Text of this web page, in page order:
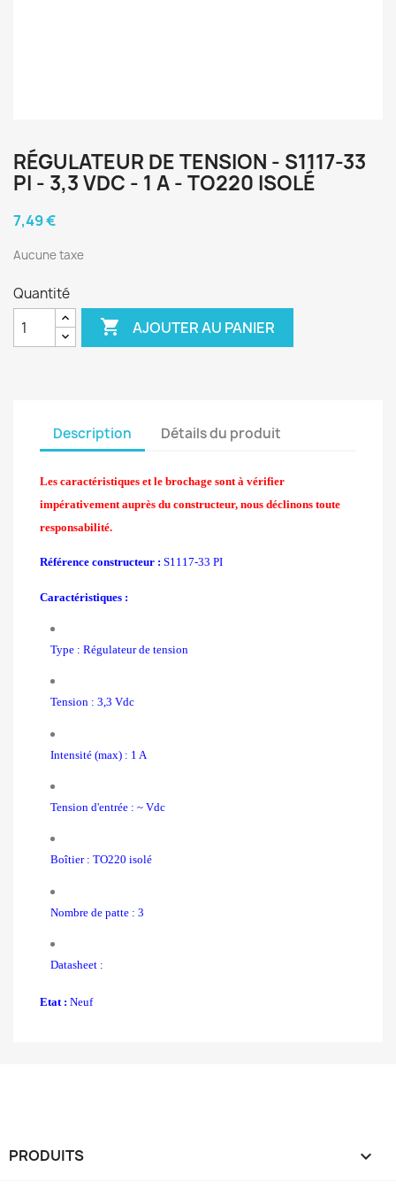
RÉGULATEUR DE TENSION - S1117-33
PI - 3,3 VDC - 1 A - TO220 ISOLÉ
7,49 €
Aucune taxe
Quantité
 AJOUTER AU PANIER
Description Détails du produit
Les caractéristiques et le brochage sont à vérifier
impérativement auprès du constructeur, nous déclinons toute
responsabilité.
Référence constructeur : S1117-33 PI
Caractéristiques :
Type : Régulateur de tension
Tension : 3,3 Vdc
Intensité (max) : 1 A
Tension d'entrée : ~ Vdc
Boîtier : TO220 isolé
Nombre de patte : 3
Datasheet :
Etat : Neuf
PRODUITS 